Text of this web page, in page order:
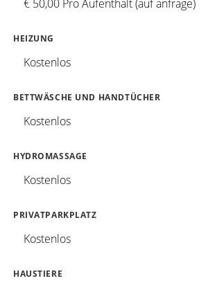
€ 50,00 Pro Aufenthalt (auf anfrage)
HEIZUNG
Kostenlos
BETTWÄSCHE UND HANDTÜCHER
Kostenlos
HYDROMASSAGE
Kostenlos
PRIVATPARKPLATZ
Kostenlos
HAUSTIERE